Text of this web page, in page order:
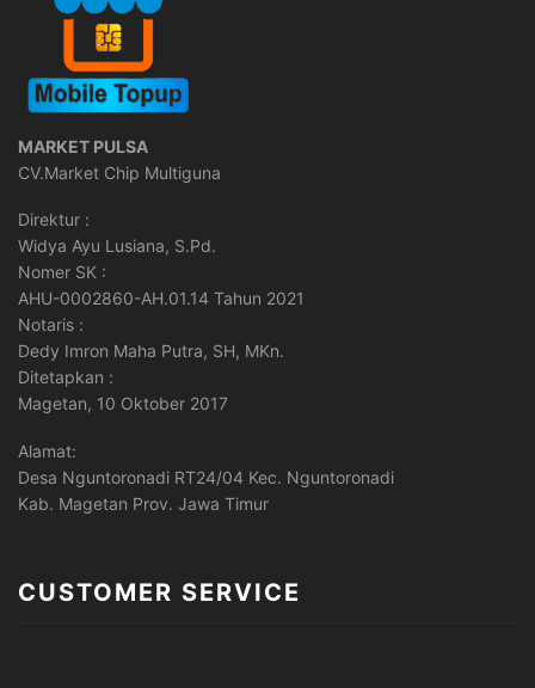
MARKET PULSA
CV.Market Chip Multiguna
Direktur :
Widya Ayu Lusiana, S.Pd.
Nomer SK :
AHU-0002860-AH.01.14 Tahun 2021
Notaris :
Dedy Imron Maha Putra, SH, MKn.
Ditetapkan :
Magetan, 10 Oktober 2017
Alamat:
Desa Nguntoronadi RT24/04 Kec. Nguntoronadi
Kab. Magetan Prov. Jawa Timur
CUSTOMER SERVICE